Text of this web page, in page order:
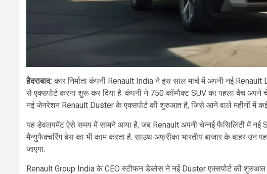
हैदराबाद: कार निर्माता कंपनी Renault India ने इस साल मार्च में अपनी नई
से एक्सपोर्ट करना शुरू कर दिया है. कंपनी ने 750 कॉम्पैक्ट SUV का पहला बैच अपने
नई जेनरेशन Renault Duster के एक्सपोर्ट की शुरुआत है, जिसे आने वाले महीनों में कई
यह डेवलपमेंट ऐसे समय में सामने आया है, जब Renault अपनी चेन्नई फैसिलिटी में नई
मैन्युफैक्चरिंग बेस का भी काम करता है. साउथ अफ्रीका भारतीय बाजार के बाहर
जाएगा.
Renault Group India के CEO स्टीफन डेब्लेस ने नई Duster एक्सपोर्ट की